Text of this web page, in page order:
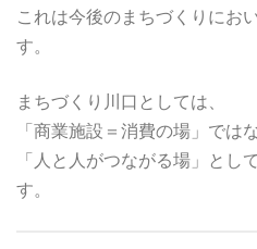
これは今後のまちづくりにお
す。
まちづくり川口としては、
「商業施設＝消費の場」ではな
「人と人がつながる場」とし
す。